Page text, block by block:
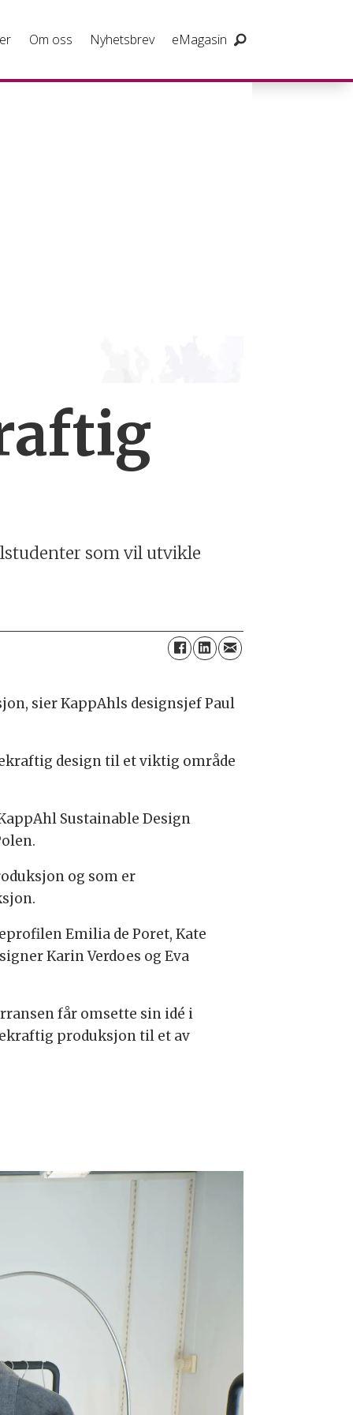
Om oss Nyhetsbrev eMagasin
som vil utvikle
sier KappAhls designsjef Paul
design til et viktig område
Sustainable Design
og som er
Emilia de Poret, Kate
Karin Verdoes og Eva
får omsette sin idé i
produksjon til et av